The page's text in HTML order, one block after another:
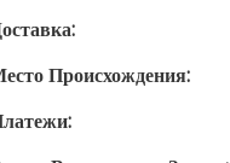
Происхождения: